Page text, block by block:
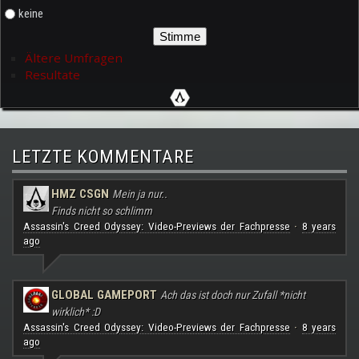
keine
Ältere Umfragen
Resultate
LETZTE KOMMENTARE
HMZ CSGN Mein ja nur..
Finds nicht so schlimm
Assassin's Creed Odyssey: Video-Previews der Fachpresse· 8 years
ago
GLOBAL GAMEPORT Ach das ist doch nur Zufall *nicht
wirklich* :D
Assassin's Creed Odyssey: Video-Previews der Fachpresse· 8 years
ago